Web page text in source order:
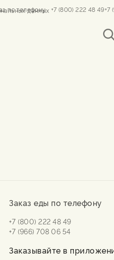
данных
по телефону +7 (800) 222 48 49+7
Заказ еды по телефону
+7 (800) 222 48 49
+7 (966) 708 06 54
Заказывайте в